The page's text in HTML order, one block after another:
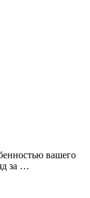
вашего
за …